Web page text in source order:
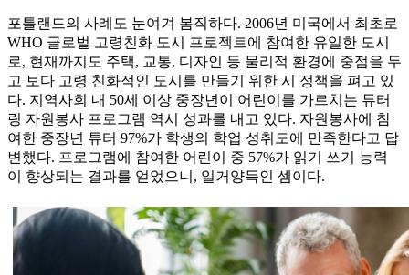
포틀랜드의 사례도 눈여겨 봄직하다. 2006년 미국에서 최초로
WHO 글로벌 고령친화 도시 프로젝트에 참여한 유일한 도시
로, 현재까지도 주택, 교통, 디자인 등 물리적 환경에 중점을 두
고 보다 고령 친화적인 도시를 만들기 위한 시 정책을 펴고 있
다. 지역사회 내 50세 이상 중장년이 어린이를 가르치는 튜터
링 자원봉사 프로그램 역시 성과를 내고 있다. 자원봉사에 참
여한 중장년 튜터 97%가 학생의 학업 성취도에 만족한다고 답
변했다. 프로그램에 참여한 어린이 중 57%가 읽기 쓰기 능력
이 향상되는 결과를 얻었으니, 일거양득인 셈이다.